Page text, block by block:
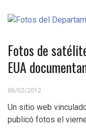
Fotos de
EUA
06/02/2012
Un sitio web
publicó fotos el